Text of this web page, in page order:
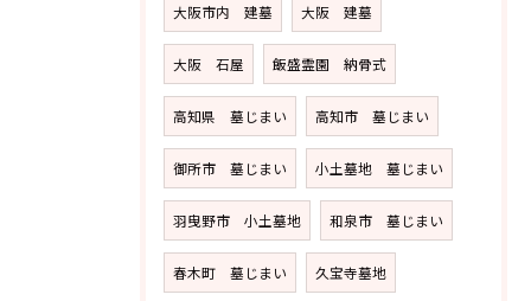
大阪市内 建墓 大阪 建墓
大阪 石屋 飯盛霊園 納骨式
高知県 墓じまい 高知市 墓じまい
御所市 墓じまい 小土墓地 墓じまい
羽曳野市 小土墓地 和泉市 墓じまい
春木町 墓じまい 久宝寺墓地